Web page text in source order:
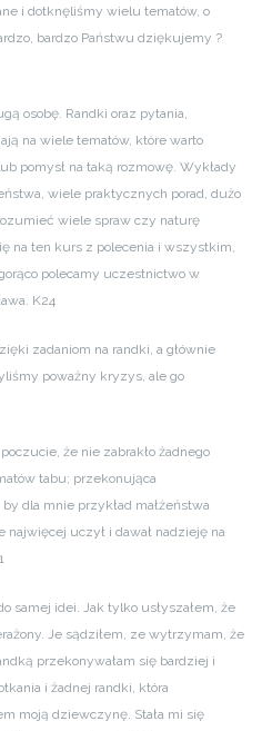
i dotknęliśmy wielu tematów, o
bardzo Państwu dziękujemy ?
osobę. Randki oraz pytania,
na wiele tematów, które warto
pomysł na taką rozmowę. Wykłady
wiele praktycznych porad, dużo
wiele spraw czy naturę
na ten kurs z polecenia i wszystkim,
polecamy uczestnictwo w
K24
zadaniom na randki, a głównie
poważny kryzys, ale go
że nie zabrakło żadnego
tabu; przekonująca
dla mnie przykład małżeństwa
uczył i dawał nadzieję na
samej idei. Jak tylko usłyszałem, że
Je sądziłem, ze wytrzymam, że
przekonywałam się bardziej i
i żadnej randki, która
moją dziewczynę. Stała mi się